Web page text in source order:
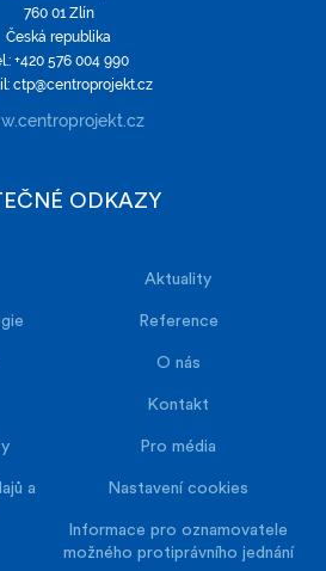
760 01 Zlín
Česká republika
+420 576 004 990
ctp@centroprojekt.cz
ODKAZY
Aktuality
Reference
O nás
Kontakt
Pro média
a
Nastavení cookies
Informace pro oznamovatele
možného protiprávního jednání